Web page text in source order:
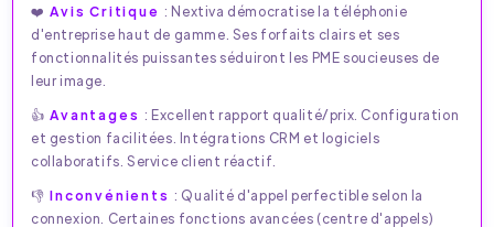
❤️ Avis Critique : Nextiva démocratise la téléphonie
d'entreprise haut de gamme. Ses forfaits clairs et ses
fonctionnalités puissantes séduiront les PME soucieuses de
leur image.
👍 Avantages : Excellent rapport qualité/prix. Configuration
et gestion facilitées. Intégrations CRM et logiciels
collaboratifs. Service client réactif.
👎 Inconvénients : Qualité d'appel perfectible selon la
connexion. Certaines fonctions avancées (centre d'appels)